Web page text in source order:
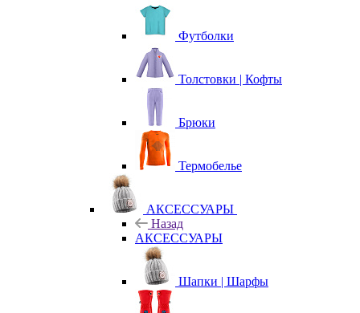
Футболки
Толстовки | Кофты
Брюки
Термобелье
АКСЕССУАРЫ
Назад
АКСЕССУАРЫ
Шапки | Шарфы